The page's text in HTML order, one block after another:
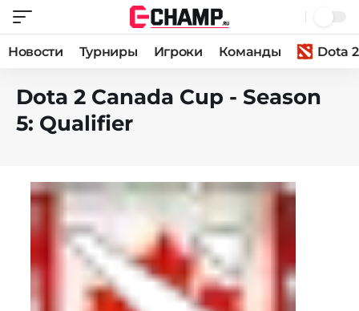
Новости Турниры Игроки Команды Dota 2
Dota 2 Canada Cup - Season
5: Qualifier